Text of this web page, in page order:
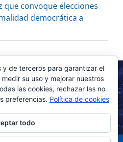
que convoque elecciones
democrática a
y de terceros para garantizar el
su uso y mejorar nuestros
las cookies, rechazar las no
preferencias. Política de cookies
todo